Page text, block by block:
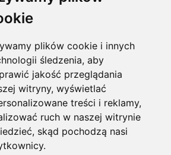
plików cookie i innych
śledzenia, aby
jakość przeglądania
witryny, wyświetlać
treści i reklamy,
ruch w naszej witrynie
skąd pochodzą nasi
104 V
14